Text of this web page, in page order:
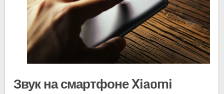
Звук на смартфоне Xiaomi